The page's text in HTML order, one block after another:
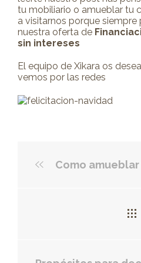
tu mobiliario o amueblar tu
a visitarnos porque
nuestra oferta de
sin intereses
El equipo de Xikara os
vemos por las redes
Como amueblar